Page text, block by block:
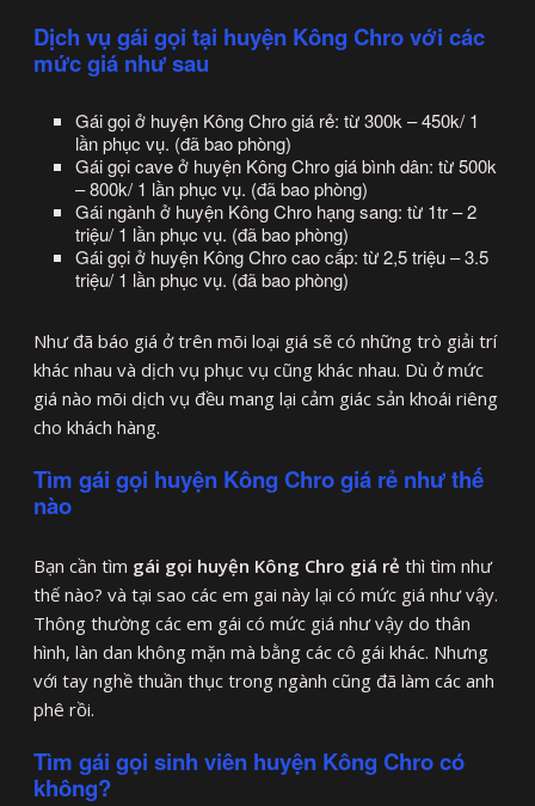
Dịch vụ gái gọi tại huyện Kông Chro với các
mức giá như sau
Gái gọi ở huyện Kông Chro giá rẻ: từ 300k – 450k/ 1
lần phục vụ. (đã bao phòng)
Gái gọi cave ở huyện Kông Chro giá bình dân: từ 500k
– 800k/ 1 lần phục vụ. (đã bao phòng)
Gái ngành ở huyện Kông Chro hạng sang: từ 1tr – 2
triệu/ 1 lần phục vụ. (đã bao phòng)
Gái gọi ở huyện Kông Chro cao cấp: từ 2,5 triệu – 3.5
triệu/ 1 lần phục vụ. (đã bao phòng)
Như đã báo giá ở trên mõi loại giá sẽ có những trò giải trí
khác nhau và dịch vụ phục vụ cũng khác nhau. Dù ở mức
giá nào mõi dịch vụ đều mang lại cảm giác sản khoái riêng
cho khách hàng.
Tìm gái gọi huyện Kông Chro giá rẻ như thế
nào
Bạn cần tìm gái gọi huyện Kông Chro giá rẻ thì tìm như
thế nào? và tại sao các em gai này lại có mức giá như vậy.
Thông thường các em gái có mức giá như vậy do thân
hình, làn dan không mặn mà bằng các cô gái khác. Nhưng
với tay nghề thuần thục trong ngành cũng đã làm các anh
phê rồi.
Tìm gái gọi sinh viên huyện Kông Chro có
không?